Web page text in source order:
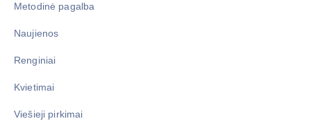
Metodinė pagalba
Naujienos
Renginiai
Kvietimai
Viešieji pirkimai